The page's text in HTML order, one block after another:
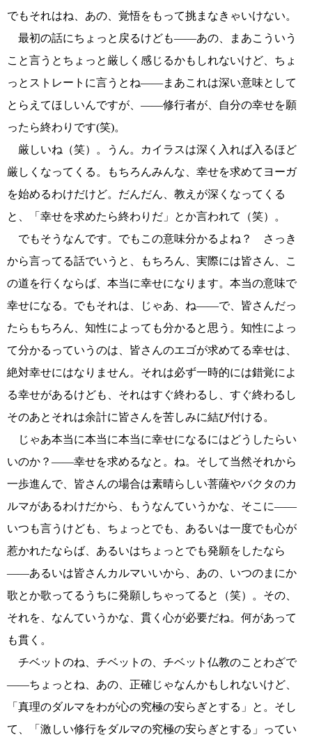
でもそれはね、あの、覚悟をもって挑まなきゃいけない。
最初の話にちょっと戻るけども――あの、まあこういう
こと言うとちょっと厳しく感じるかもしれないけど、ちょ
っとストレートに言うとね――まあこれは深い意味として
とらえてほしいんですが、――修行者が、自分の幸せを願
ったら終わりです(笑)。
厳しいね（笑）。うん。カイラスは深く入れば入るほど
厳しくなってくる。もちろんみんな、幸せを求めてヨーガ
を始めるわけだけど。だんだん、教えが深くなってくる
と、「幸せを求めたら終わりだ」とか言われて（笑）。
でもそうなんです。でもこの意味分かるよね？ さっき
から言ってる話でいうと、もちろん、実際には皆さん、こ
の道を行くならば、本当に幸せになります。本当の意味で
幸せになる。でもそれは、じゃあ、ね――で、皆さんだっ
たらもちろん、知性によっても分かると思う。知性によっ
て分かるっていうのは、皆さんのエゴが求めてる幸せは、
絶対幸せにはなりません。それは必ず一時的には錯覚によ
る幸せがあるけども、それはすぐ終わるし、すぐ終わるし
そのあとそれは余計に皆さんを苦しみに結び付ける。
じゃあ本当に本当に本当に幸せになるにはどうしたらい
いのか？――幸せを求めるなと。ね。そして当然それから
一歩進んで、皆さんの場合は素晴らしい菩薩やバクタのカ
ルマがあるわけだから、もうなんていうかな、そこに――
いつも言うけども、ちょっとでも、あるいは一度でも心が
惹かれたならば、あるいはちょっとでも発願をしたなら
――あるいは皆さんカルマいいから、あの、いつのまにか
歌とか歌ってるうちに発願しちゃってると（笑）。その、
それを、なんていうかな、貫く心が必要だね。何があって
も貫く。
チベットのね、チベットの、チベット仏教のことわざで
――ちょっとね、あの、正確じゃなんかもしれないけど、
「真理のダルマをわが心の究極の安らぎとする」と。そし
て、「激しい修行をダルマの究極の安らぎとする」ってい